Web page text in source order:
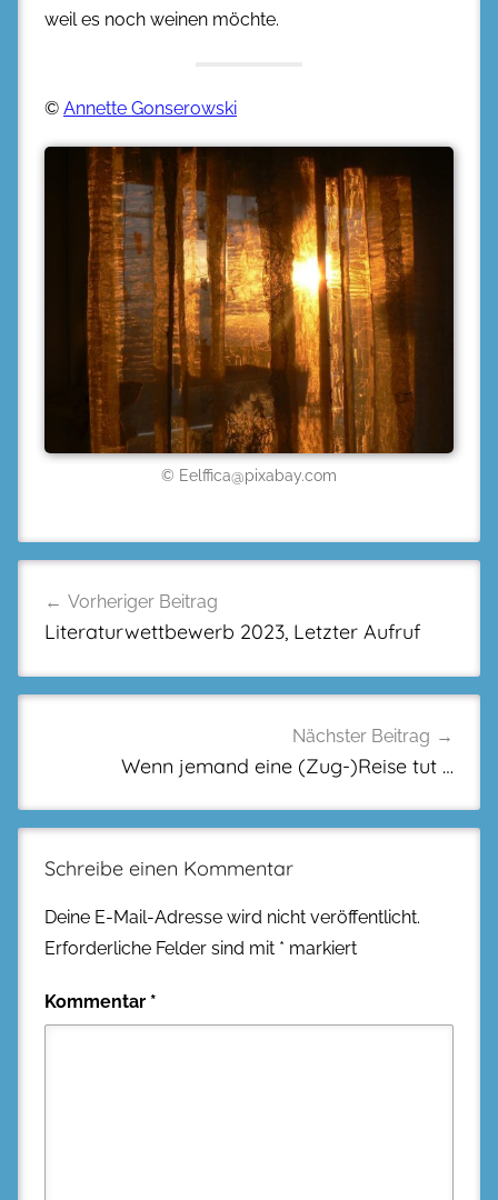
weil es noch weinen möchte.
© Annette Gonserowski
© Eelffica@pixabay.com
Vorheriger Beitrag
Literaturwettbewerb 2023, Letzter Aufruf
Nächster Beitrag
Wenn jemand eine (Zug-)Reise tut …
Schreibe einen Kommentar
Deine E-Mail-Adresse wird nicht veröffentlicht.
Erforderliche Felder sind mit * markiert
Kommentar *